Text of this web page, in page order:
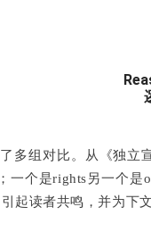
多组对比。从《独立
一个是rights另一个
起读者共鸣，并为下